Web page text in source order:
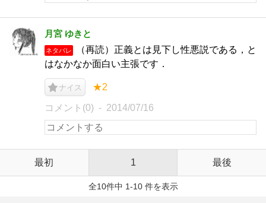
月宮 ゆきと
ネタバレ
（再読）正義とは見下し性悪説である，と
はなかなか面白い主張です．
ナイス ★2
コメント(0) 2014/07/16
最初 1 最後
全10件中 1-10 件を表示